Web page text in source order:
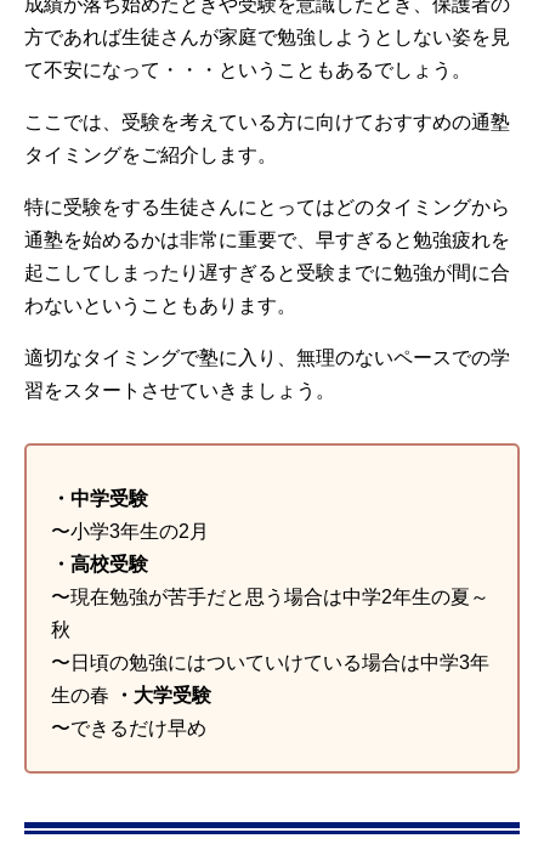
成績が落ち始めたときや受験を意識したとき、保護者の
方であれば生徒さんが家庭で勉強しようとしない姿を見
て不安になって・・・ということもあるでしょう。
ここでは、受験を考えている方に向けておすすめの通塾
タイミングをご紹介します。
特に受験をする生徒さんにとってはどのタイミングから
通塾を始めるかは非常に重要で、早すぎると勉強疲れを
起こしてしまったり遅すぎると受験までに勉強が間に合
わないということもあります。
適切なタイミングで塾に入り、無理のないペースでの学
習をスタートさせていきましょう。
・中学受験
〜小学3年生の2月
・高校受験
〜現在勉強が苦手だと思う場合は中学2年生の夏～
秋
〜日頃の勉強にはついていけている場合は中学3年
生の春
・大学受験
〜できるだけ早め